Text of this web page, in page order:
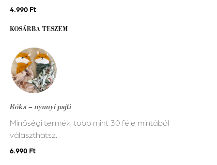
4.990 Ft
KOSÁRBA TESZEM
Róka – nyunyi pajti
Minőségi termék, több mint 30 féle mintából
választhatsz.
6.990 Ft
Ennek
a
terméknek
több
van.
A
változatok
a